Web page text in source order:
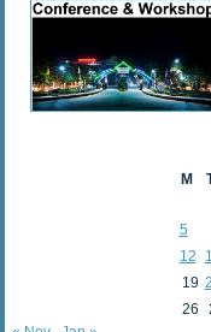
M
5
12
19
26